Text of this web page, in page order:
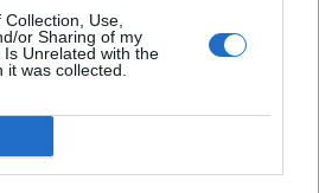
Use,
or Sharing of my
Unrelated with the
was collected.
σειρά εργαστηρίων
ως στόχο την
ανάμεσα στο ελληνικό
οικοσύστημα.
την εμπειρία τους και